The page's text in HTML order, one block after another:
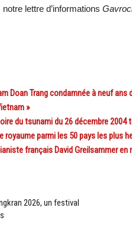
lettre d’informations
Doan Trang condamnée à neuf
»
du tsunami du 26 décembre
royaume parmi les 50 pays les plus
français David Greilsammer
2026, un festival